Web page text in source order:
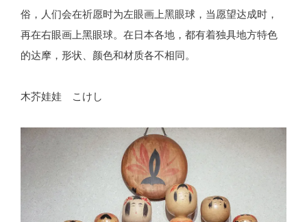
俗，人们会在祈愿时为左眼画上黑眼球，当愿望达成时，
再在右眼画上黑眼球。在日本各地，都有着独具地方特色
的达摩，形状、颜色和材质各不相同。
木芥娃娃 こけし